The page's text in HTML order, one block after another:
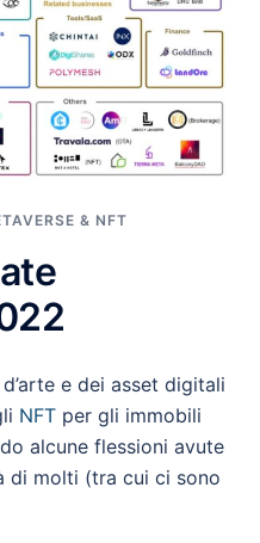
& NFT
e dei asset digitali
NFT per gli immobili
alcune flessioni avute
di molti (tra cui ci sono